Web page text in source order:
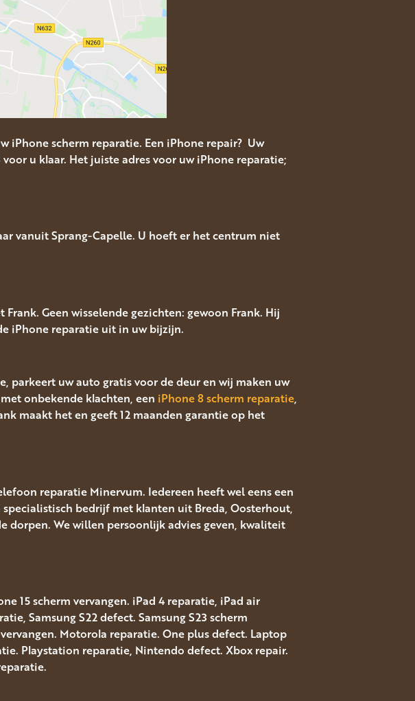
iPhone scherm reparatie. Een iPhone repair? Uw
u klaar. Het juiste adres voor uw iPhone reparatie;
vanuit Sprang-Capelle. U hoeft er het centrum niet
Geen wisselende gezichten: gewoon Frank. Hij
iPhone reparatie uit in uw bijzijn.
parkeert uw auto gratis voor de deur en wij maken uw
met onbekende klachten, een iPhone 8 scherm reparatie,
maakt het en geeft 12 maanden garantie op het
reparatie Minervum. Iedereen heeft wel eens een
bedrijf met klanten uit Breda, Oosterhout,
dorpen. We willen persoonlijk advies geven, kwaliteit
15 scherm vervangen. iPad 4 reparatie, iPad air
Samsung S22 defect. Samsung S23 scherm
Motorola reparatie. One plus defect. Laptop
Playstation reparatie, Nintendo defect. Xbox repair.